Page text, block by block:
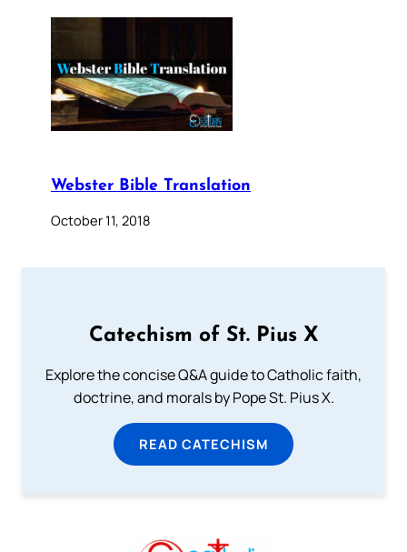
Webster Bible Translation
October 11, 2018
Catechism of St. Pius X
Explore the concise Q&A guide to Catholic faith,
doctrine, and morals by Pope St. Pius X.
READ CATECHISM